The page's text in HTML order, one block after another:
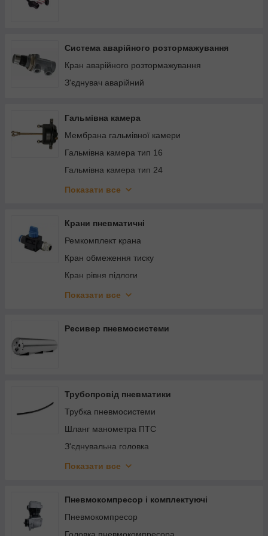
Система аварійного розтормажування
Кран аварійного розтормажування
З'єднувач аварійний
Гальмівна камера
Мембрана гальмівної камери
Гальмівна камера тип 16
Гальмівна камера тип 24
Ремкомплект гальмівної камери
Гальмівна камера тип 30
Камера гальмівна
Показати все
Крани пневматичні
Ремкомплект крана
Кран обмеження тиску
Кран рівня підлоги
Гальмівний кран
Кран роз'єднувальний
Кран прискорювальний
Кран ручного гальма
Показати все
Ресивер пневмосистеми
Трубопровід пневматики
Трубка пневмосистеми
Шланг манометра ПТС
З'єднувальна головка
Ремкомплект регулятора тиску
З'єднувач зубчастий
З'єднувач кутовий
З'єднувач фітинговий
Показати все
Пневмокомпресор і комплектуючі
Пневмокомпресор